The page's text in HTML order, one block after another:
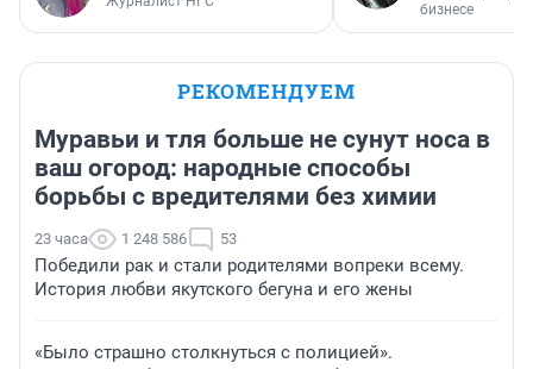
бизнесе
РЕКОМЕНДУЕМ
Муравьи и тля больше не сунут носа в
ваш огород: народные способы
борьбы с вредителями без химии
23 часа 1 248 586 53
Победили рак и стали родителями вопреки всему.
История любви якутского бегуна и его жены
«Было страшно столкнуться с полицией».